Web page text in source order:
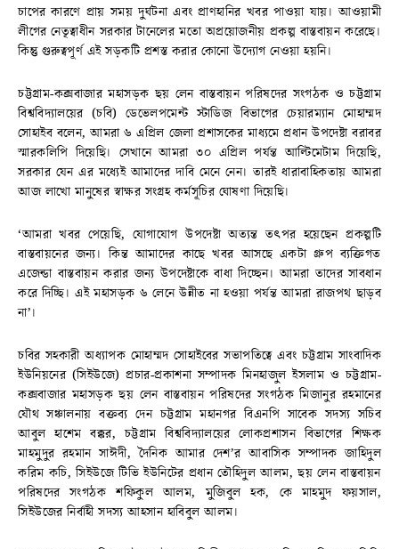
চাপের কারণে প্রায় সময় দুর্ঘটনা এবং প্রাণহানির খবর পাওয়া যায়। আওয়ামী
লীগের নেতৃত্বাধীন সরকার টানেলের মতো অপ্রয়োজনীয় প্রকল্প বাস্তবায়ন করেছে।
কিন্তু গুরুত্বপূর্ণ এই সড়কটি প্রশস্ত করার কোনো উদ্যোগ নেওয়া হয়নি।
চট্টগ্রাম-কক্সবাজার মহাসড়ক ছয় লেন বাস্তবায়ন পরিষদের সংগঠক ও চট্টগ্রাম
বিশ্ববিদ্যালয়ের (চবি) ডেভেলপমেন্ট স্টাডিজ বিভাগের চেয়ারম্যান মোহাম্মদ
সোহাইব বলেন, আমরা ৬ এপ্রিল জেলা প্রশাসকের মাধ্যমে প্রধান উপদেষ্টা বরাবর
স্মারকলিপি দিয়েছি। সেখানে আমরা ৩০ এপ্রিল পর্যন্ত আল্টিমেটাম দিয়েছি,
সরকার যেন এর মধ্যেই আমাদের দাবি মেনে নেন। তারই ধারাবাহিকতায় আমরা
আজ লাখো মানুষের স্বাক্ষর সংগ্রহ কর্মসূচির ঘোষণা দিয়েছি।
‘আমরা খবর পেয়েছি, যোগাযোগ উপদেষ্টা অত্যন্ত তৎপর হয়েছেন প্রকল্পটি
বাস্তবায়নের জন্য। কিন্ত আমাদের কাছে খবর আসছে একটা গ্রুপ ব্যক্তিগত
এজেন্ডা বাস্তবায়ন করার জন্য উপদেষ্টাকে বাধা দিচ্ছেন। আমরা তাদের সাবধান
করে দিচ্ছি। এই মহাসড়ক ৬ লেনে উন্নীত না হওয়া পর্যন্ত আমরা রাজপথ ছাড়ব
না’।
চবির সহকারী অধ্যাপক মোহাম্মদ সোহাইবের সভাপতিত্বে এবং চট্টগ্রাম সাংবাদিক
ইউনিয়নের (সিইউজে) প্রচার-প্রকাশনা সম্পাদক মিনহাজুল ইসলাম ও চট্টগ্রাম-
কক্সবাজার মহাসড়ক ছয় লেন বাস্তবায়ন পরিষদের সংগঠক মিজানুর রহমানের
যৌথ সঞ্চালনায় বক্তব্য দেন চট্টগ্রাম মহানগর বিএনপি সাবেক সদস্য সচিব
আবুল হাশেম বক্কর, চট্টগ্রাম বিশ্ববিদ্যালয়ের লোকপ্রশাসন বিভাগের শিক্ষক
মাহমুদুর রহমান সাঈদী, দৈনিক আমার দেশ’র আবাসিক সম্পাদক জাহিদুল
করিম কচি, সিইউজে টিভি ইউনিটের প্রধান তৌহিদুল আলম, ছয় লেন বাস্তবায়ন
পরিষদের সংগঠক শফিকুল আলম, মুজিবুল হক, কে মাহমুদ ফয়সাল,
সিইউজের নির্বাহী সদস্য আহসান হাবিবুল আলম।